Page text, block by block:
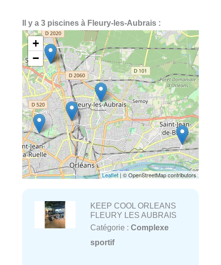
Il y a 3 piscines à Fleury-les-Aubrais :
+
−
Leaflet| © OpenStreetMap contributors
KEEP COOL ORLEANS
FLEURY LES AUBRAIS
Catégorie : Complexe
sportif